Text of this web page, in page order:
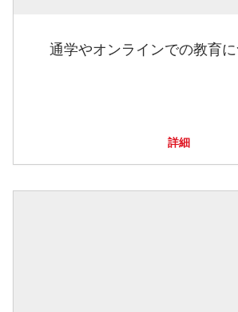
通学やオンラインでの教育
詳細